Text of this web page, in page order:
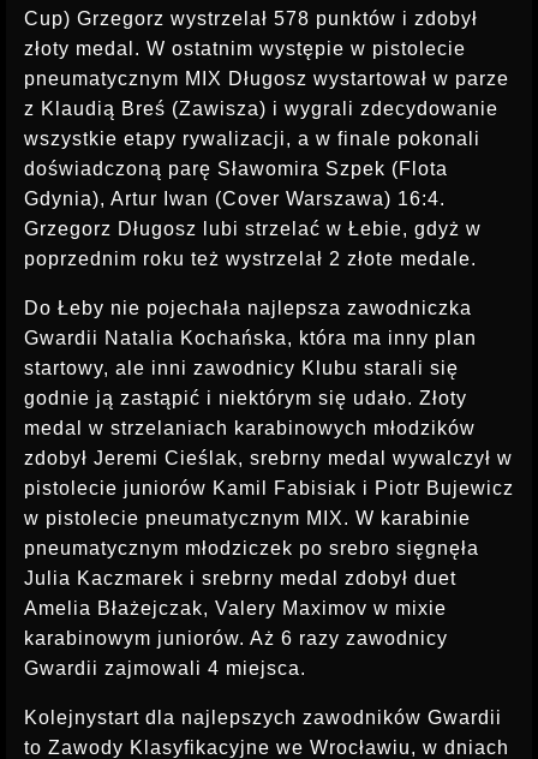
Cup) Grzegorz wystrzelał 578 punktów i zdobył
złoty medal. W ostatnim występie w pistolecie
pneumatycznym MIX Długosz wystartował w parze
z Klaudią Breś (Zawisza) i wygrali zdecydowanie
wszystkie etapy rywalizacji, a w finale pokonali
doświadczoną parę Sławomira Szpek (Flota
Gdynia), Artur Iwan (Cover Warszawa) 16:4.
Grzegorz Długosz lubi strzelać w Łebie, gdyż w
poprzednim roku też wystrzelał 2 złote medale.
Do Łeby nie pojechała najlepsza zawodniczka
Gwardii Natalia Kochańska, która ma inny plan
startowy, ale inni zawodnicy Klubu starali się
godnie ją zastąpić i niektórym się udało. Złoty
medal w strzelaniach karabinowych młodzików
zdobył Jeremi Cieślak, srebrny medal wywalczył w
pistolecie juniorów Kamil Fabisiak i Piotr Bujewicz
w pistolecie pneumatycznym MIX. W karabinie
pneumatycznym młodziczek po srebro sięgnęła
Julia Kaczmarek i srebrny medal zdobył duet
Amelia Błażejczak, Valery Maximov w mixie
karabinowym juniorów. Aż 6 razy zawodnicy
Gwardii zajmowali 4 miejsca.
Kolejnystart dla najlepszych zawodników Gwardii
to Zawody Klasyfikacyjne we Wrocławiu, w dniach